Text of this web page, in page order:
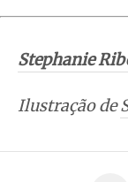
Stephanie
Ilustração de